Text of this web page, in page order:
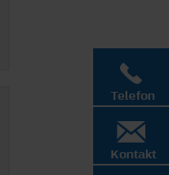
Telefon
Kontakt